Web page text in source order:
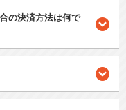
の決済方法は何で